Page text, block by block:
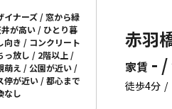
赤羽
家賃 - /
徒歩4分
イナーズ
窓から緑
が高い
ひとり暮
向き
コンクリート
っ放し
2階以上
萌え
公園が近い
停が近い
都心まで
なし